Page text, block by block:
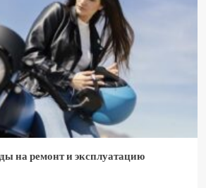
на ремонт и эксплуатацию